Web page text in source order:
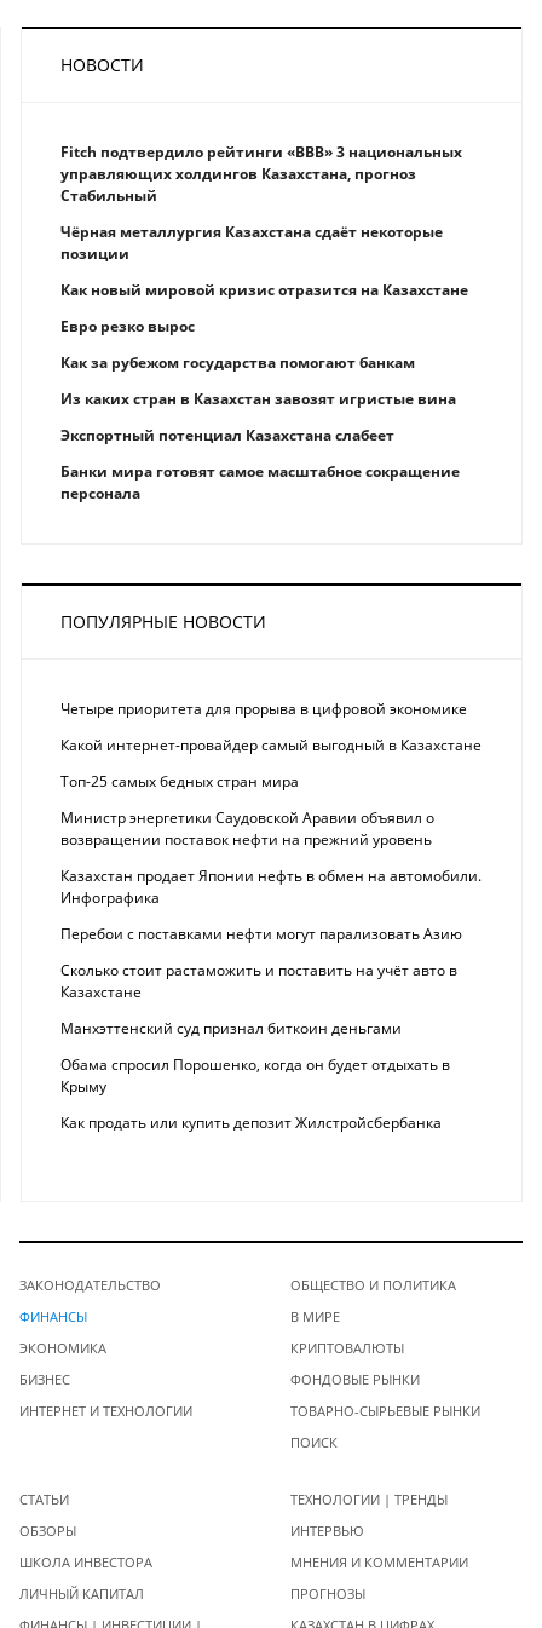
НОВОСТИ
Fitch подтвердило рейтинги «BBB» 3 национальных
управляющих холдингов Казахстана, прогноз
Стабильный
Чёрная металлургия Казахстана сдаёт некоторые
позиции
Как новый мировой кризис отразится на Казахстане
Eврo рeзкo вырос
Как за рубежом государства помогают банкам
Из каких стран в Казахстан завозят игристые вина
Экспортный потенциал Казахстана слабеет
Банки мира готовят самое масштабное сокращение
персонала
ПОПУЛЯРНЫЕ НОВОСТИ
Четыре приоритета для прорыва в цифровой экономике
Какой интернет-провайдер самый выгодный в Казахстане
Топ-25 самых бедных стран мира
Министр энергетики Саудовской Аравии объявил о
возвращении поставок нефти на прежний уровень
Казахстан продает Японии нефть в обмен на автомобили.
Инфографика
Перебои с поставками нефти могут парализовать Азию
Сколько стоит растаможить и поставить на учёт авто в
Казахстане
Манхэттенский суд признал биткоин деньгами
Обама спросил Порошенко, когда он будет отдыхать в
Крыму
Как продать или купить депозит Жилстройсбербанка
ЗАКОНОДАТЕЛЬСТВО
ФИНАНСЫ
ЭКОНОМИКА
БИЗНЕС
ИНТЕРНЕТ И ТЕХНОЛОГИИ
ОБЩЕСТВО И ПОЛИТИКА
В МИРЕ
КРИПТОВАЛЮТЫ
ФОНДОВЫЕ РЫНКИ
ТОВАРНО-СЫРЬЕВЫЕ РЫНКИ
ПОИСК
СТАТЬИ
ОБЗОРЫ
ШКОЛА ИНВЕСТОРА
ЛИЧНЫЙ КАПИТАЛ
ТЕХНОЛОГИИ | ТРЕНДЫ
ИНТЕРВЬЮ
МНЕНИЯ И КОММЕНТАРИИ
ПРОГНОЗЫ